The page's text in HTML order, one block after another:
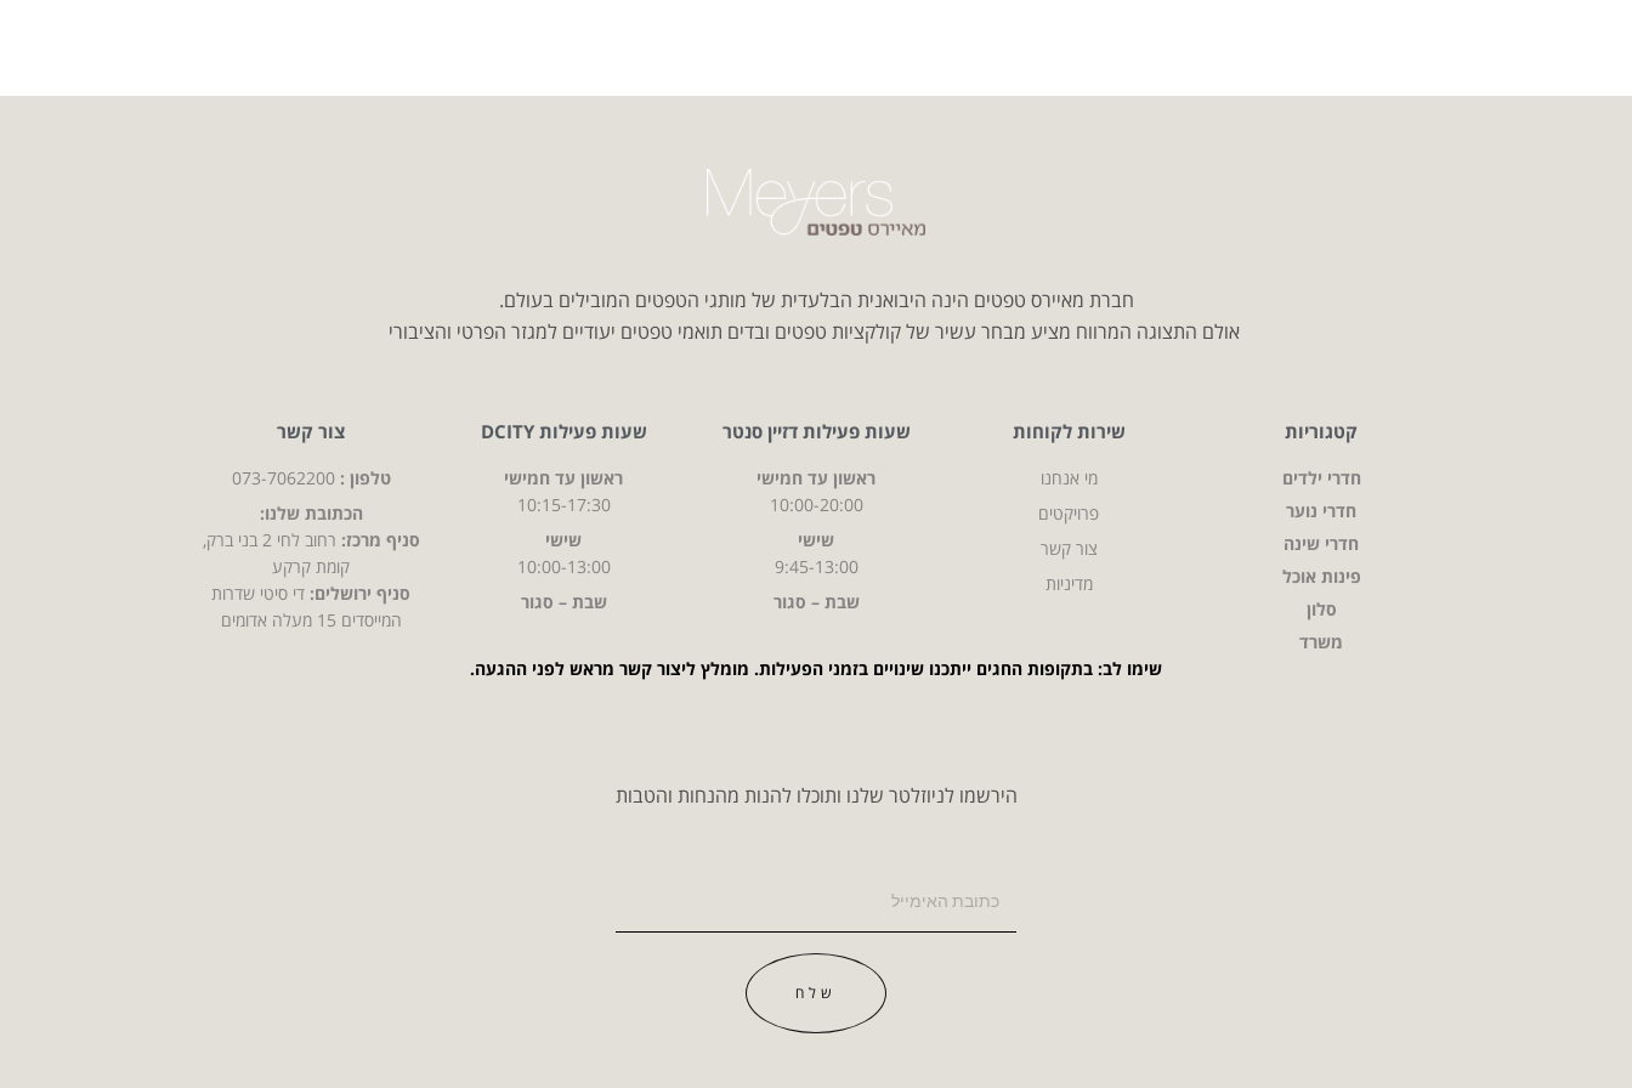
חברת מאיירס טפטים הינה היבואנית הבלעדית של מותגי הטפטים המובילים בעולם.
אולם התצוגה המרווח מציע מבחר עשיר של קולקציות טפטים ובדים תואמי טפטים יעודיים למגזר הפרטי והציבורי
קטגוריות
חדרי ילדים
חדרי נוער
חדרי שינה
פינות אוכל
סלון
משרד
שירות לקוחות
מי אנחנו
פרויקטים
צור קשר
מדיניות
שעות פעילות דזיין סנטר
ראשון עד חמישי
10:00-20:00
שישי
9:45-13:00
שבת – סגור
שעות פעילות DCITY
ראשון עד חמישי
10:15-17:30
שישי
10:00-13:00
שבת – סגור
צור קשר
טלפון : 073-7062200
הכתובת שלנו:
סניף מרכז:
רחוב לחי 2 בני ברק,
קומת קרקע
סניף ירושלים: די סיטי שדרות
המייסדים 15 מעלה אדומים
שימו לב: בתקופות החגים ייתכנו שינויים בזמני הפעילות. מומלץ ליצור קשר מראש לפני ההגעה.
הירשמו לניוזלטר שלנו ותוכלו להנות מהנחות והטבות
שלח